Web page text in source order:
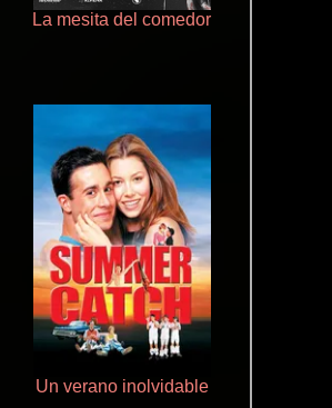
La mesita del comedor
Un verano inolvidable